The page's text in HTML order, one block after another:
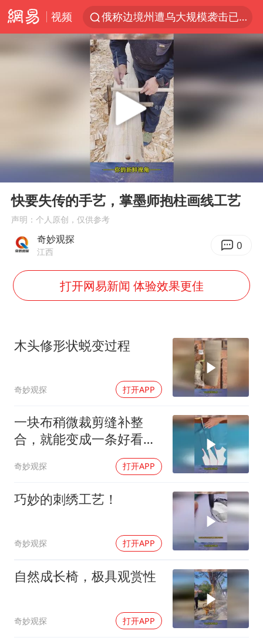
视频
俄称边境州遭乌大规模袭击已致13伤
《披荆斩棘2026》阵容官宣
杭州机场已取消航班388架次
浙江省委书记：该停下的坚决停下来
中国籍豪华游艇富商之子在泰国被杀
白海豚北上或致京津冀暴雨
美将每月供乌爱国者拦截导弹
新疆一婚礼线上邀请引热议
《龙餐馆》 冲奖
世界第1特鲁姆普斯诺克中国赛一轮游
曹颖儿子首次演长剧
Play
00:00 00:22
快要失传的手艺，掌墨师抱柱画线工艺
声明：个人原创，仅供参考
奇妙观探
江西 0
打开网易新闻 体验效果更佳
木头修形状蜕变过程
奇妙观探 打开APP
一块布稍微裁剪缝补整
合，就能变成一条好看的
晚礼服，网友：眼睛会了
但手不会！
奇妙观探 打开APP
巧妙的刺绣工艺！
奇妙观探 打开APP
自然成长椅，极具观赏性
奇妙观探 打开APP